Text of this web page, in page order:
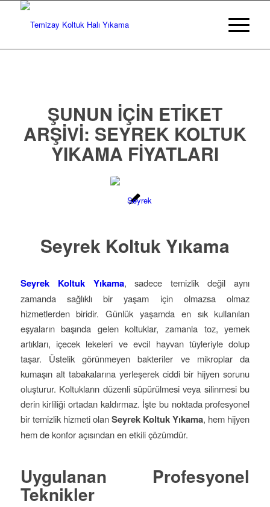
ŞUNUN IÇIN ETIKET
ARŞIVI: SEYREK KOLTUK
YIKAMA FIYATLARI
Seyrek Koltuk Yıkama
Seyrek Koltuk Yıkama, sadece temizlik değil aynı
zamanda sağlıklı bir yaşam için olmazsa olmaz
hizmetlerden biridir. Günlük yaşamda en sık kullanılan
eşyaların başında gelen koltuklar, zamanla toz, yemek
artıkları, içecek lekeleri ve evcil hayvan tüyleriyle dolup
taşar. Üstelik görünmeyen bakteriler ve mikroplar da
kumaşın alt tabakalarına yerleşerek ciddi bir hijyen sorunu
oluşturur. Koltukların düzenli süpürülmesi veya silinmesi bu
derin kirliliği ortadan kaldırmaz. İşte bu noktada profesyonel
bir temizlik hizmeti olanSeyrek Koltuk Yıkama, hem hijyen
hem de konfor açısından en etkili çözümdür.
Uygulanan Profesyonel
Teknikler